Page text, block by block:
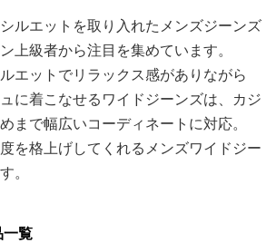
！メンズワイドジーンズのおすす
ルエットを取り入れたメンズジーンズ
エットでリラックス感がありながら